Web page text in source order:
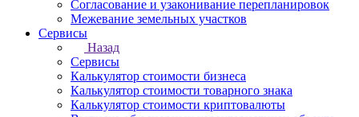
Согласование и узаконивание перепланировок
Межевание земельных участков
Сервисы
Назад
Сервисы
Калькулятор стоимости бизнеса
Калькулятор стоимости товарного знака
Калькулятор стоимости криптовалюты